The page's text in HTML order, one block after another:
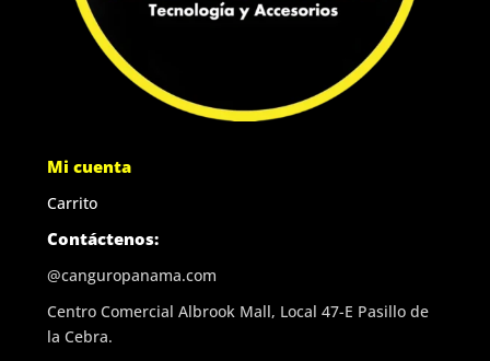
Mi cuenta
Carrito
Contáctenos:
@canguropanama.com
Centro Comercial Albrook Mall, Local 47-E Pasillo de
la Cebra.